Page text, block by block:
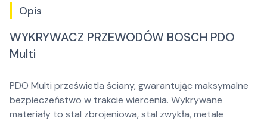
Opis
WYKRYWACZ PRZEWODÓW BOSCH PDO
Multi
PDO Multi prześwietla ściany, gwarantując maksymalne
bezpieczeństwo w trakcie wiercenia. Wykrywane
materiały to stal zbrojeniowa, stal zwykła, metale